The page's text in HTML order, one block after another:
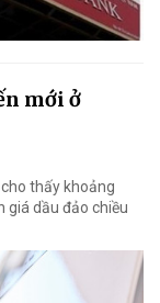
mới ở
thấy khoảng
giá dầu đảo chiều